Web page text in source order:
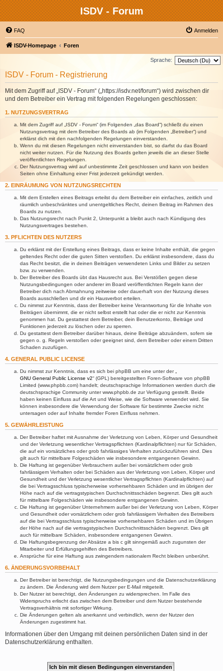
ISDV - Forum
FAQ Anmelden
ISDV-Homepage Foren
Sprache:
ISDV - Forum - Registrierung
Mit dem Zugriff auf „ISDV - Forum“ („https://isdv.net/forum“) wird zwischen dir
und dem Betreiber ein Vertrag mit folgenden Regelungen geschlossen:
1. NUTZUNGSVERTRAG
Mit dem Zugriff auf „ISDV - Forum“ (im Folgenden „das Board“) schließt du einen
Nutzungsvertrag mit dem Betreiber des Boards ab (im Folgenden „Betreiber“) und
erklärst dich mit den nachfolgenden Regelungen einverstanden.
Wenn du mit diesen Regelungen nicht einverstanden bist, so darfst du das Board
nicht weiter nutzen. Für die Nutzung des Boards gelten jeweils die an dieser Stelle
veröffentlichten Regelungen.
Der Nutzungsvertrag wird auf unbestimmte Zeit geschlossen und kann von beiden
Seiten ohne Einhaltung einer Frist jederzeit gekündigt werden.
2. EINRÄUMUNG VON NUTZUNGSRECHTEN
Mit dem Erstellen eines Beitrags erteilst du dem Betreiber ein einfaches, zeitlich und
räumlich unbeschränktes und unentgeltliches Recht, deinen Beitrag im Rahmen des
Boards zu nutzen.
Das Nutzungsrecht nach Punkt 2, Unterpunkt a bleibt auch nach Kündigung des
Nutzungsvertrages bestehen.
3. PFLICHTEN DES NUTZERS
Du erklärst mit der Erstellung eines Beitrags, dass er keine Inhalte enthält, die gegen
geltendes Recht oder die guten Sitten verstoßen. Du erklärst insbesondere, dass du
das Recht besitzt, die in deinen Beiträgen verwendeten Links und Bilder zu setzen
bzw. zu verwenden.
Der Betreiber des Boards übt das Hausrecht aus. Bei Verstößen gegen diese
Nutzungsbedingungen oder anderer im Board veröffentlichten Regeln kann der
Betreiber dich nach Abmahnung zeitweise oder dauerhaft von der Nutzung dieses
Boards ausschließen und dir ein Hausverbot erteilen.
Du nimmst zur Kenntnis, dass der Betreiber keine Verantwortung für die Inhalte von
Beiträgen übernimmt, die er nicht selbst erstellt hat oder die er nicht zur Kenntnis
genommen hat. Du gestattest dem Betreiber, dein Benutzerkonto, Beiträge und
Funktionen jederzeit zu löschen oder zu sperren.
Du gestattest dem Betreiber darüber hinaus, deine Beiträge abzuändern, sofern sie
gegen o. g. Regeln verstoßen oder geeignet sind, dem Betreiber oder einem Dritten
Schaden zuzufügen.
4. GENERAL PUBLIC LICENSE
Du nimmst zur Kenntnis, dass es sich bei phpBB um eine unter der „
GNU General Public License v2“ (GPL) bereitgestellten Foren-Software von phpBB
Limited (www.phpbb.com) handelt; deutschsprachige Informationen werden durch die
deutschsprachige Community unter www.phpbb.de zur Verfügung gestellt. Beide
haben keinen Einfluss auf die Art und Weise, wie die Software verwendet wird. Sie
können insbesondere die Verwendung der Software für bestimmte Zwecke nicht
untersagen oder auf Inhalte fremder Foren Einfluss nehmen.
5. GEWÄHRLEISTUNG
Der Betreiber haftet mit Ausnahme der Verletzung von Leben, Körper und Gesundheit
und der Verletzung wesentlicher Vertragspflichten (Kardinalpflichten) nur für Schäden,
die auf ein vorsätzliches oder grob fahrlässiges Verhalten zurückzuführen sind. Dies
gilt auch für mittelbare Folgeschäden wie insbesondere entgangenen Gewinn.
Die Haftung ist gegenüber Verbrauchern außer bei vorsätzlichem oder grob
fahrlässigem Verhalten oder bei Schäden aus der Verletzung von Leben, Körper und
Gesundheit und der Verletzung wesentlicher Vertragspflichten (Kardinalpflichten) auf
die bei Vertragsschluss typischerweise vorhersehbaren Schäden und im übrigen der
Höhe nach auf die vertragstypischen Durchschnittsschäden begrenzt. Dies gilt auch
für mittelbare Folgeschäden wie insbesondere entgangenen Gewinn.
Die Haftung ist gegenüber Unternehmern außer bei der Verletzung von Leben, Körper
und Gesundheit oder vorsätzlichem oder grob fahrlässigem Verhalten des Betreibers
auf die bei Vertragsschluss typischerweise vorhersehbaren Schäden und im Übrigen
der Höhe nach auf die vertragstypischen Durchschnittsschäden begrenzt. Dies gilt
auch für mittelbare Schäden, insbesondere entgangenen Gewinn.
Die Haftungsbegrenzung der Absätze a bis c gilt sinngemäß auch zugunsten der
Mitarbeiter und Erfüllungsgehilfen des Betreibers.
Ansprüche für eine Haftung aus zwingendem nationalem Recht bleiben unberührt.
6. ÄNDERUNGSVORBEHALT
Der Betreiber ist berechtigt, die Nutzungsbedingungen und die Datenschutzerklärung
zu ändern. Die Änderung wird dem Nutzer per E-Mail mitgeteilt.
Der Nutzer ist berechtigt, den Änderungen zu widersprechen. Im Falle des
Widerspruchs erlischt das zwischen dem Betreiber und dem Nutzer bestehende
Vertragsverhältnis mit sofortiger Wirkung.
Die Änderungen gelten als anerkannt und verbindlich, wenn der Nutzer den
Änderungen zugestimmt hat.
Informationen über den Umgang mit deinen persönlichen Daten sind in der
Datenschutzerklärung enthalten.